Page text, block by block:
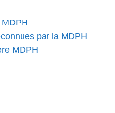
par la MDPH
MDPH